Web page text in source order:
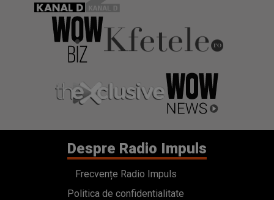
Despre Radio Impuls
Frecvențe Radio Impuls
Politica de confidentialitate